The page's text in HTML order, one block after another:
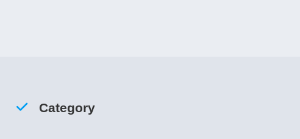
Category